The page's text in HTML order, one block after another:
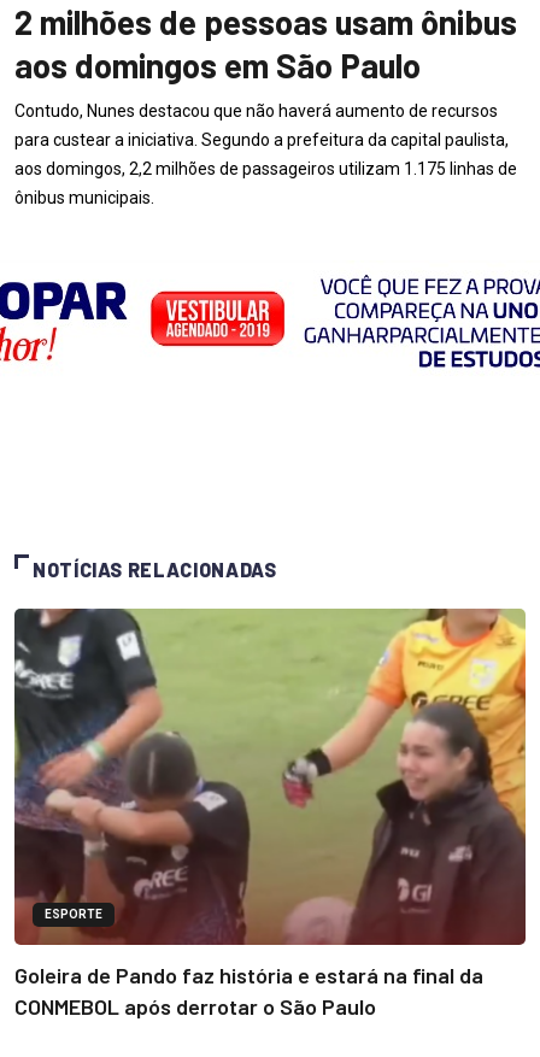
2 milhões de pessoas usam ônibus
aos domingos em São Paulo
Contudo, Nunes destacou que não haverá aumento de recursos
para custear a iniciativa. Segundo a prefeitura da capital paulista,
aos domingos, 2,2 milhões de passageiros utilizam 1.175 linhas de
ônibus municipais.
NOTÍCIAS RELACIONADAS
ESPORTE
Goleira de Pando faz história e estará na final da
CONMEBOL após derrotar o São Paulo